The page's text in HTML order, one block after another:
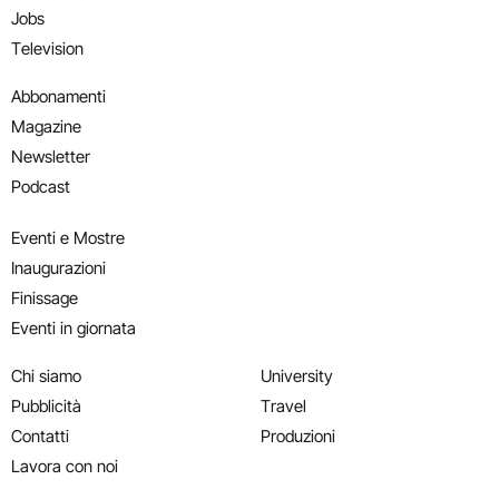
Jobs
Television
Abbonamenti
Magazine
Newsletter
Podcast
Eventi e Mostre
Inaugurazioni
Finissage
Eventi in giornata
Chi siamo
Pubblicità
Contatti
Lavora con noi
University
Travel
Produzioni